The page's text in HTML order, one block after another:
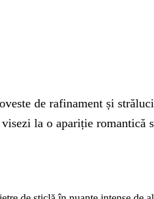
de rafinament și
la o apariție romantică